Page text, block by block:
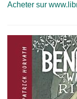
Acheter sur